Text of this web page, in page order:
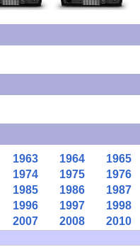
1963 1964
1965
1974 1975
1976
1985 1986
1987
1996 1997
1998
2007 2008 2010